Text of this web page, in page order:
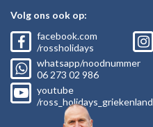
Volg ons ook op:
facebook.com
/rossholidays
whatsapp/noodnummer
06 273 02 986
youtube
/ross_holidays_griekenland